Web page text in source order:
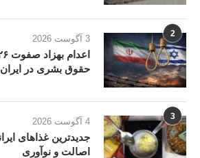
2 3 آگوست 2026
حقوق بشری در ایران
3 4 آگوست 2026
اصالت و نوآوری